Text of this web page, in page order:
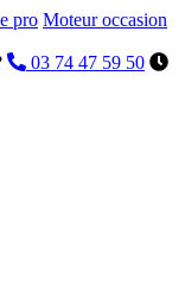
pro Moteur occasion
03 74 47 59 50